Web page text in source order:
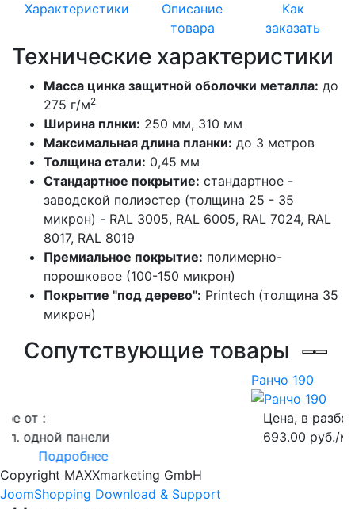
Характеристики
Описание
товара
Как
заказать
Технические характеристики
Масса цинка защитной оболочки металла: до
275 г/м2
Ширина плнки: 250 мм, 310 мм
Максимальная длина планки: до 3 метров
Толщина стали: 0,45 мм
Стандартное покрытие: стандартное -
заводской полиэстер (толщина 25 - 35
микрон) - RAL 3005, RAL 6005, RAL 7024, RAL
8017, RAL 8019
Премиальное покрытие: полимерно-
порошковое (100-150 микрон)
Покрытие "под дерево": Printech (толщина 35
микрон)
Сопутствующие товары
693.00 руб./м.п. одной панели
Copyright MAXXmarketing GmbH
JoomShopping Download & Support